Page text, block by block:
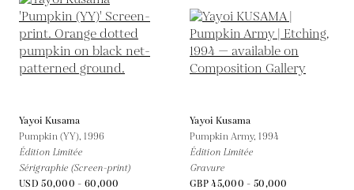
Yayoi Kusama
Pumpkin (YY),1996
Édition Limitée
Sérigraphie (Screen-print)
USD 50,000 - 60,000
Yayoi Kusama
Pumpkin Army,1994
Édition Limitée
Gravure
GBP 45,000 - 50,000